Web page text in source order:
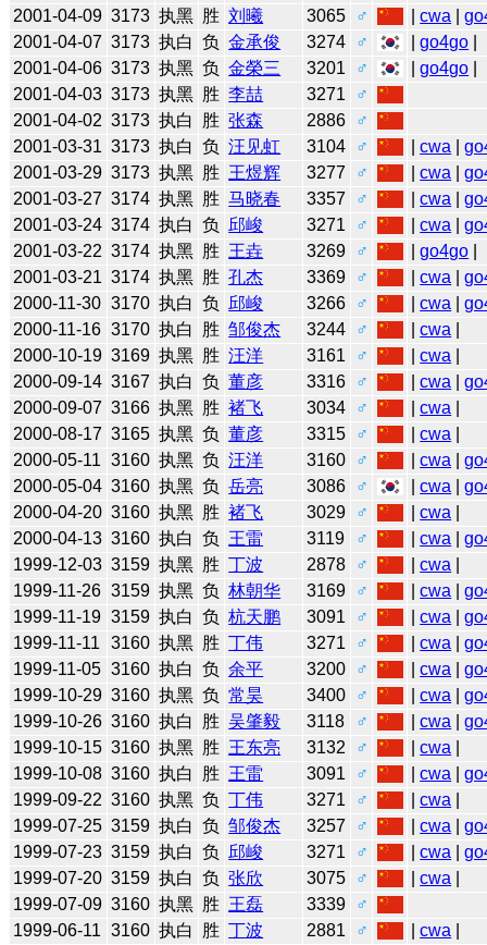
2001-04-09 3173 执黑 胜 刘曦 3065 ♂ |cwa |
2001-04-07 3173 执白 负 金承俊 3274 ♂ |go4go
2001-04-06 3173 执黑 负 金榮三 3201 ♂ |go4go
2001-04-03 3173 执黑 胜 李喆 3271
♂
2001-04-02 3173 执白 胜 张森 2886
♂
2001-03-31 3173 执白 负 汪见虹 3104 ♂ |cwa |
2001-03-29 3173 执黑 胜 王煜辉 3277 ♂ |cwa |
2001-03-27 3174 执黑 胜 马晓春 3357 ♂ |cwa |
2001-03-24 3174 执白 负 邱峻 3271 ♂ |cwa |
2001-03-22 3174 执黑 胜 王垚 3269 ♂ |go4go
2001-03-21 3174 执黑 胜 孔杰 3369 ♂ |cwa |
2000-11-30 3170 执白 负 邱峻 3266 ♂ |cwa |
2000-11-16 3170 执白 胜 邹俊杰 3244 ♂ |cwa
2000-10-19 3169 执黑 胜 汪洋 3161 ♂ |cwa
2000-09-14 3167 执白 负 董彦 3316 ♂ |cwa |
2000-09-07 3166 执黑 胜 褚飞 3034 ♂ |cwa
2000-08-17 3165 执黑 负 董彦 3315 ♂ |cwa
2000-05-11 3160 执黑 负 汪洋 3160 ♂ |cwa |
2000-05-04 3160 执黑 负 岳亮 3086 ♂ |cwa |
2000-04-20 3160 执黑 胜 褚飞 3029 ♂ |cwa
2000-04-13 3160 执白 负 王雷 3119 ♂ |cwa |
1999-12-03 3159 执黑 胜 丁波 2878 ♂ |cwa
1999-11-26 3159 执黑 负 林朝华 3169 ♂ |cwa |
1999-11-19 3159 执白 负 杭天鹏 3091 ♂ |cwa |
1999-11-11
3160 执黑 胜 丁伟 3271 ♂ |cwa |
1999-11-05 3160 执白 负 余平 3200 ♂ |cwa |
1999-10-29 3160 执黑 负 常昊 3400 ♂ |cwa |
1999-10-26 3160 执白 胜 吴肇毅 3118 ♂ |cwa |
1999-10-15 3160 执黑 胜 王东亮 3132 ♂ |cwa
1999-10-08 3160 执白 胜 王雷 3091 ♂ |cwa |
1999-09-22 3160 执黑 负 丁伟 3271 ♂ |cwa
1999-07-25 3159 执白 负 邹俊杰 3257 ♂ |cwa |
1999-07-23 3159 执白 负 邱峻 3271 ♂ |cwa |
1999-07-20 3159 执白 负 张欣 3075 ♂ |cwa
1999-07-09 3160 执黑 胜 王磊 3339
♂
1999-06-11 3160 执白 胜 丁波 2881 ♂ |cwa